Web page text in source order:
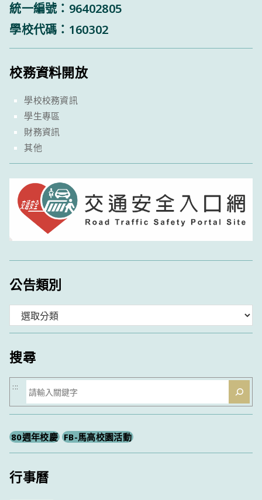
統一編號：96402805
學校代碼：160302
校務資料開放
學校校務資訊
學生專區
財務資訊
其他
公告類別
類
搜尋
搜
尋
:::
80週年校慶 FB-馬高校園活動
行事曆